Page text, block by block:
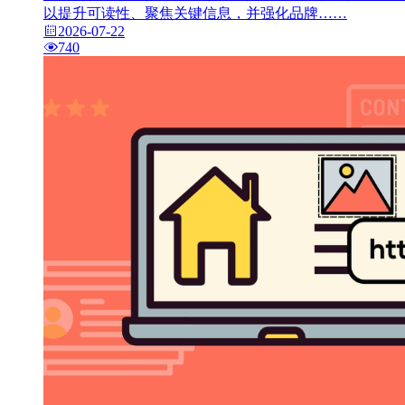
以提升可读性、聚焦关键信息，并强化品牌……
2026-07-22
740